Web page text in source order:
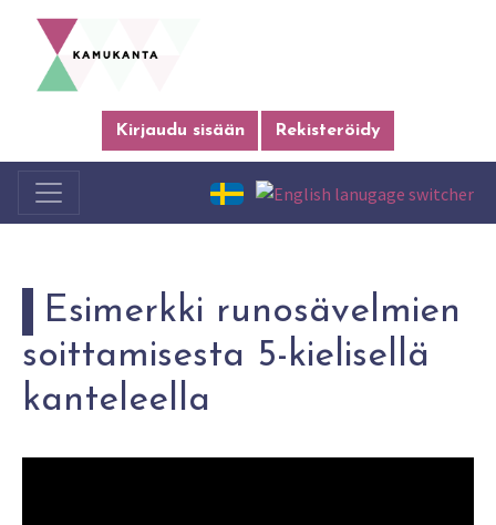
Kirjaudu sisään Rekisteröidy
Esimerkki runosävelmien
soittamisesta 5-kielisellä
kanteleella